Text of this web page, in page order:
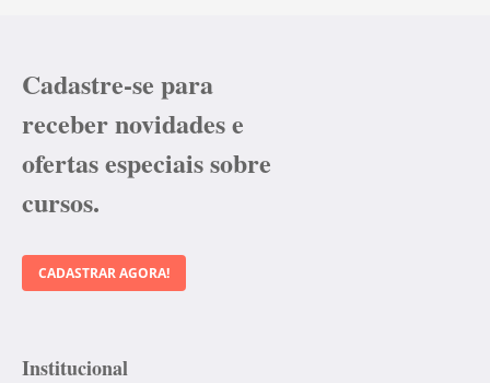
Cadastre-se para
receber novidades e
ofertas especiais sobre
cursos.
CADASTRAR AGORA!
Institucional